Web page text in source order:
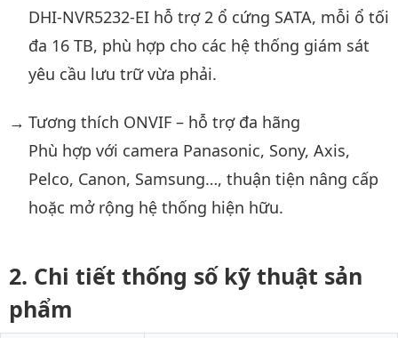
DHI-NVR5232-EI hỗ trợ 2 ổ cứng SATA, mỗi ổ tối
đa 16 TB, phù hợp cho các hệ thống giám sát
yêu cầu lưu trữ vừa phải.
Tương thích ONVIF – hỗ trợ đa hãng
Phù hợp với camera Panasonic, Sony, Axis,
Pelco, Canon, Samsung…, thuận tiện nâng cấp
hoặc mở rộng hệ thống hiện hữu.
Chi tiết thống số kỹ thuật sản
phẩm